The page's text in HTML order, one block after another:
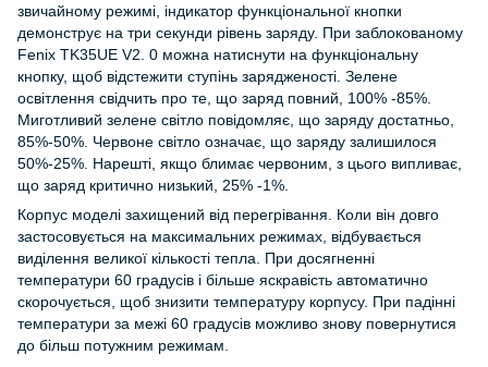
звичайному режимі, індикатор функціональної кнопки
демонструє на три секунди рівень заряду. При заблокованому
Fenix TK35UE V2. 0 можна натиснути на функціональну
кнопку, щоб відстежити ступінь зарядженості. Зелене
освітлення свідчить про те, що заряд повний, 100% -85%.
Миготливий зелене світло повідомляє, що заряду достатньо,
85%-50%. Червоне світло означає, що заряду залишилося
50%-25%. Нарешті, якщо блимає червоним, з цього випливає,
що заряд критично низький, 25% -1%.
Корпус моделі захищений від перегрівання. Коли він довго
застосовується на максимальних режимах, відбувається
виділення великої кількості тепла. При досягненні
температури 60 градусів і більше яскравість автоматично
скорочується, щоб знизити температуру корпусу. При падінні
температури за межі 60 градусів можливо знову повернутися
до більш потужним режимам.